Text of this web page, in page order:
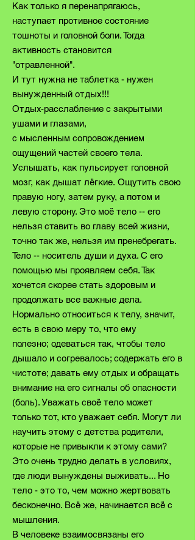
Как только я перенапрягаюсь,
наступает противное состояние
тошноты и головной боли. Тогда
активность становится
"отравленной".
И тут нужна не таблетка - нужен
вынужденный отдых!!!
Отдых-расслабление с закрытыми
ушами и глазами,
с мысленным сопровождением
ощущений частей своего тела.
Услышать, как пульсирует головной
мозг, как дышат лёгкие. Ощутить свою
правую ногу, затем руку, а потом и
левую сторону. Это моё тело -- его
нельзя ставить во главу всей жизни,
точно так же, нельзя им пренебрегать.
Тело -- носитель души и духа. С его
помощью мы проявляем себя. Так
хочется скорее стать здоровым и
продолжать все важные дела.
Нормально относиться к телу, значит,
есть в свою меру то, что ему
полезно; одеваться так, чтобы тело
дышало и согревалось; содержать его в
чистоте; давать ему отдых и обращать
внимание на его сигналы об опасности
(боль). Уважать своё тело может
только тот, кто уважает себя. Могут ли
научить этому с детства родители,
которые не привыкли к этому сами?
Это очень трудно делать в условиях,
где люди вынуждены выживать... Но
тело - это то, чем можно жертвовать
бесконечно. Всё же, начинается всё с
мышления.
В человеке взаимосвязаны его